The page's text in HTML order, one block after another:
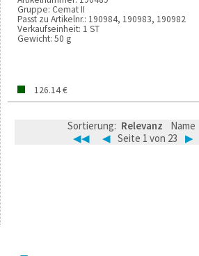
Gruppe: Cemat II
Passt zu Artikelnr.: 190984, 190983, 190982
Verkaufseinheit: 1 ST
Gewicht: 50 g
126.14 €
Sortierung: Relevanz Name
◀◀
◀ Seite 1 von 23 ▶